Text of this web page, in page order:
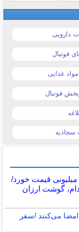
دارویی
فوتبال
غذایی
فوتبال
سجادیه
میلیونی قیمت خورد/
دام، گوشت ارزان
می‌کنند /سفر